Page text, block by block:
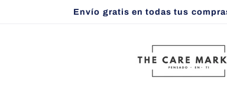
Envío gratis en todas tus